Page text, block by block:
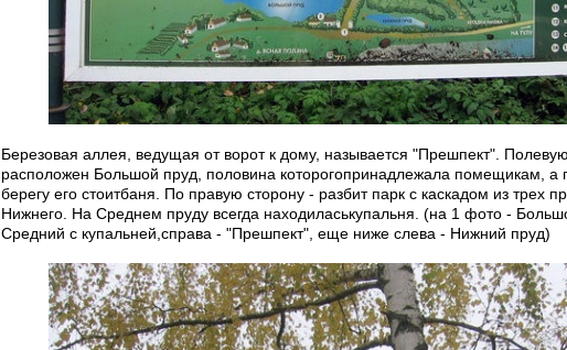
Березовая аллея, ведущая от ворот к дому, называется "Прешпект".
расположен Большой пруд, половина которогопринадлежала помещикам, а
берегу его стоитбаня. По правую сторону - разбит парк с каскадом из трех
Нижнего. На Среднем пруду всегда находиласькупальня. (на 1 фото -
Средний с купальней,справа - "Прешпект", еще ниже слева - Нижний пруд)